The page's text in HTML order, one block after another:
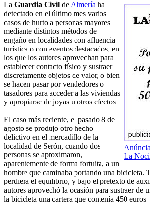
La
La Guardia Civil de Almería ha
detectado en el último mes varios
casos de hurto a personas mayores
mediante distintos métodos de
engaño en localidades con afluencia
turística o con eventos destacados, en
los que los autores aprovechan para
establecer contacto físico y sustraer
discretamente objetos de valor, o bien
se hacen pasar por vendedores o
tasadores para acceder a las viviendas
y apropiarse de joyas u otros efectos
El caso más reciente, el pasado 8 de
agosto se produjo otro hecho
delictivo en el mercadillo de la
localidad de Serón, cuando dos
personas se aproximaron,
aparentemente de forma fortuita, a un
hombre que caminaba portando una bicicleta.
perdiera el equilibrio, y bajo el pretexto de
autores aprovechó la ocasión para sustraer de
la bicicleta una cartera que contenía 450 euros